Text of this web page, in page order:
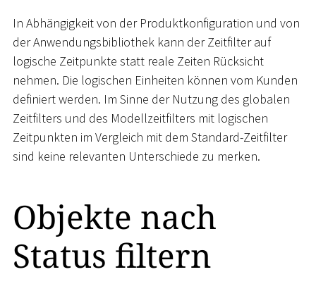
In Abhängigkeit von der Produktkonfiguration und von
der Anwendungsbibliothek kann der Zeitfilter auf
logische Zeitpunkte statt reale Zeiten Rücksicht
nehmen. Die logischen Einheiten können vom Kunden
definiert werden. Im Sinne der Nutzung des globalen
Zeitfilters und des Modellzeitfilters mit logischen
Zeitpunkten im Vergleich mit dem Standard-Zeitfilter
sind keine relevanten Unterschiede zu merken.
Objekte nach
Status filtern